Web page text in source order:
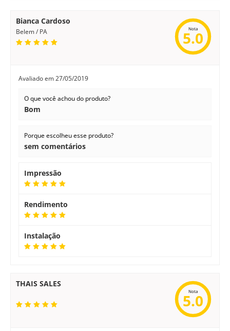
15,99
Bianca Cardoso
Belem / PA Nota
5.0
Avaliado em27/05/2019
O que você achou do produto?
Bom
Porque escolheu esse produto?
sem comentários
Impressão
Rendimento
Instalação
THAIS SALES
Nota
5.0